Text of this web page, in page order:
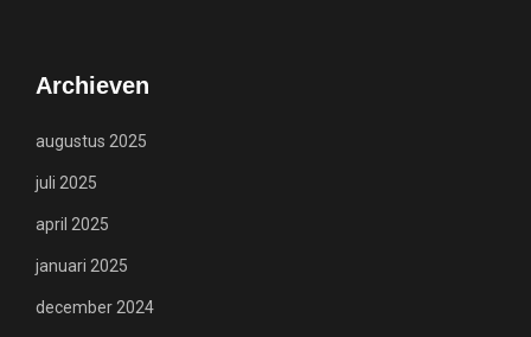
Archieven
augustus 2025
juli 2025
april 2025
januari 2025
december 2024